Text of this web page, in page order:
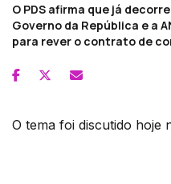
O PDS afirma que já
Governo da República e a
para rever o contrato de
O tema foi discutido hoje